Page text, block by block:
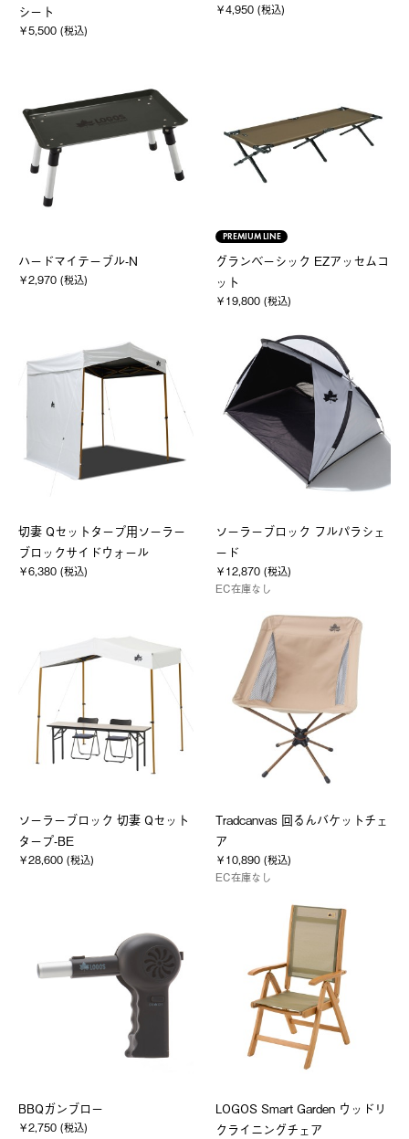
シート
￥5,500 (税込)
￥4,950 (税込)
ハードマイテーブル-N
￥2,970 (税込)
PREMIUM LINE
グランベーシック EZアッセムコ
ット
￥19,800 (税込)
切妻 Qセットタープ用ソーラー
ブロックサイドウォール
￥6,380 (税込)
ソーラーブロック フルパラシェ
ード
￥12,870 (税込)
EC在庫なし
ソーラーブロック 切妻 Qセット
タープ-BE
￥28,600 (税込)
Tradcanvas 回るんバケットチェ
ア
￥10,890 (税込)
EC在庫なし
BBQガンブロー
￥2,750 (税込)
LOGOS Smart Garden ウッドリ
クライニングチェア